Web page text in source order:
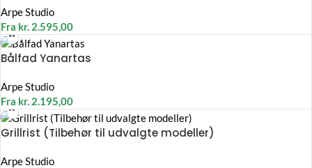
Arpe Studio
Fra kr. 2.595,00
Bålfad Yanartas
Arpe Studio
Fra kr. 2.195,00
Grillrist (Tilbehør til udvalgte modeller)
Arpe Studio